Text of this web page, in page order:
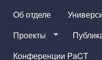
Об отделе
Проекты
Конференции PaCT